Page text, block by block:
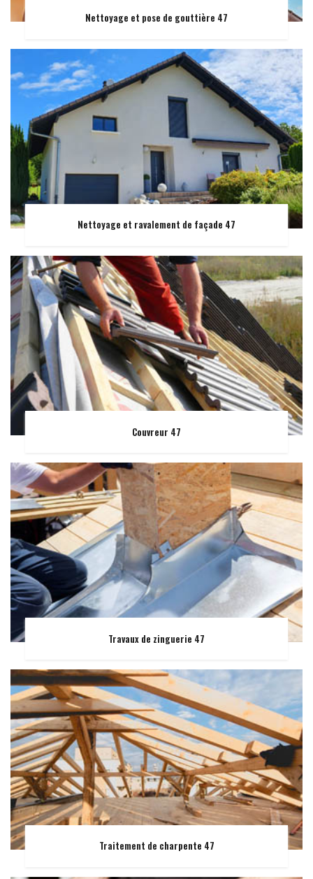
Nettoyage et pose de gouttière 47
Nettoyage et ravalement de façade 47
Couvreur 47
Travaux de zinguerie 47
Traitement de charpente 47